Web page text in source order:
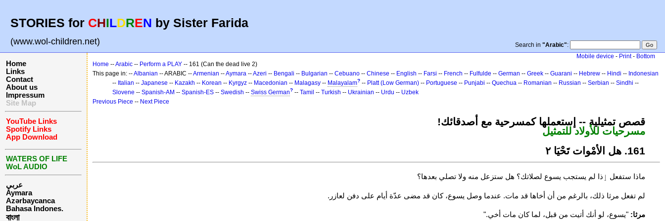
STORIES for CHILDREN by Sister Farida
(www.wol-children.net) Search in "Arabic":
Home
Links
Contact
About us
Impressum
Site Map
YouTube Links
Spotify Links
App Download
WATERS OF LIFE
WoL AUDIO
عربي
Aymara
Azərbaycanca
Bahasa Indones.
বাংলা
Mobile device - Print- Bottom
Home --Arabic -- Perform a PLAY -- 161 (Can the dead live 2)
This page in: --Albanian -- ARABIC --Armenian --Aymara --Azeri -- Bengali -- Bulgarian -- Cebuano -- Chinese -- English -- Farsi -- French -- Fulfulde -- German -- Greek -- Guarani -- Hebrew -- Hindi -- Indonesian
-- Italian -- Japanese -- Kazakh -- Korean -- Kyrgyz -- Macedonian -- Malagasy -- Malayalam? -- Platt (Low German) -- Portuguese -- Punjabi -- Quechua -- Romanian -- Russian -- Serbian -- Sindhi --
Slovene -- Spanish-AM -- Spanish-ES -- Swedish -- Swiss German? -- Tamil -- Turkish -- Ukrainian -- Urdu -- Uzbek
Previous Piece -- Next Piece
!قصص تمثيلية -- إستعملها كمسرحية مع أصدقائك
مسرحيات للأولاد للتمثيل
161. هل الأمْوات تَحْيَا ٢
ماذا ستفعل ٳذا لم يستجب يسوع لصلاتك؟ هل ستزعل منه ولا تصلي بعدها؟
لم تفعل مرثا ذلك، بالرغم من أن أخاها قد مات. عندما وصل يسوع، كان قد مضى عدّة أيام على دفن لعازر.
مرثا: "يسوع، لو أنك أتيت من قبل، لما كان مات أخي."